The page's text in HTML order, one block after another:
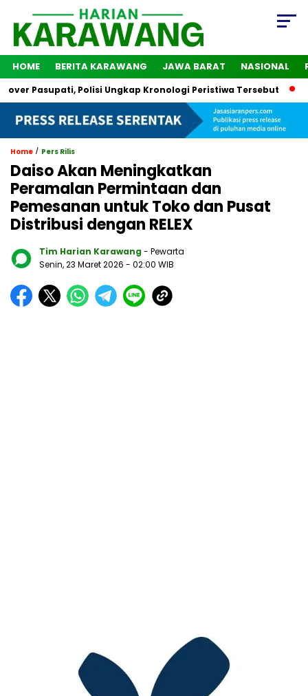
HOME BERITA KARAWANG JAWA BARAT NASIONAL
Polisi Ungkap Kronologi Peristiwa Tersebut 2
Home / Pers Rilis
Daiso Akan Meningkatkan
Peramalan Permintaan dan
Pemesanan untuk Toko dan Pusat
Distribusi dengan RELEX
Tim Harian Karawang - Pewarta
Senin, 23 Maret 2026 - 02:00 WIB